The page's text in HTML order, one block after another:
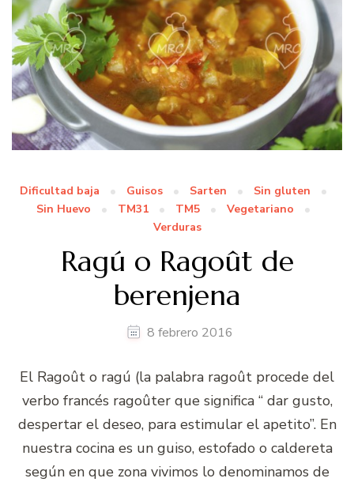
Dificultad baja Guisos Sarten
Sin gluten
Sin Huevo
TM31 TM5
Vegetariano
Verduras
Ragú o Ragoût de
berenjena
8 febrero 2016
El Ragoût o ragú (la palabra ragoût procede del
verbo francés ragoûter que significa “ dar gusto,
despertar el deseo, para estimular el apetito”. En
nuestra cocina es un guiso, estofado o caldereta
según en que zona vivimos lo denominamos de